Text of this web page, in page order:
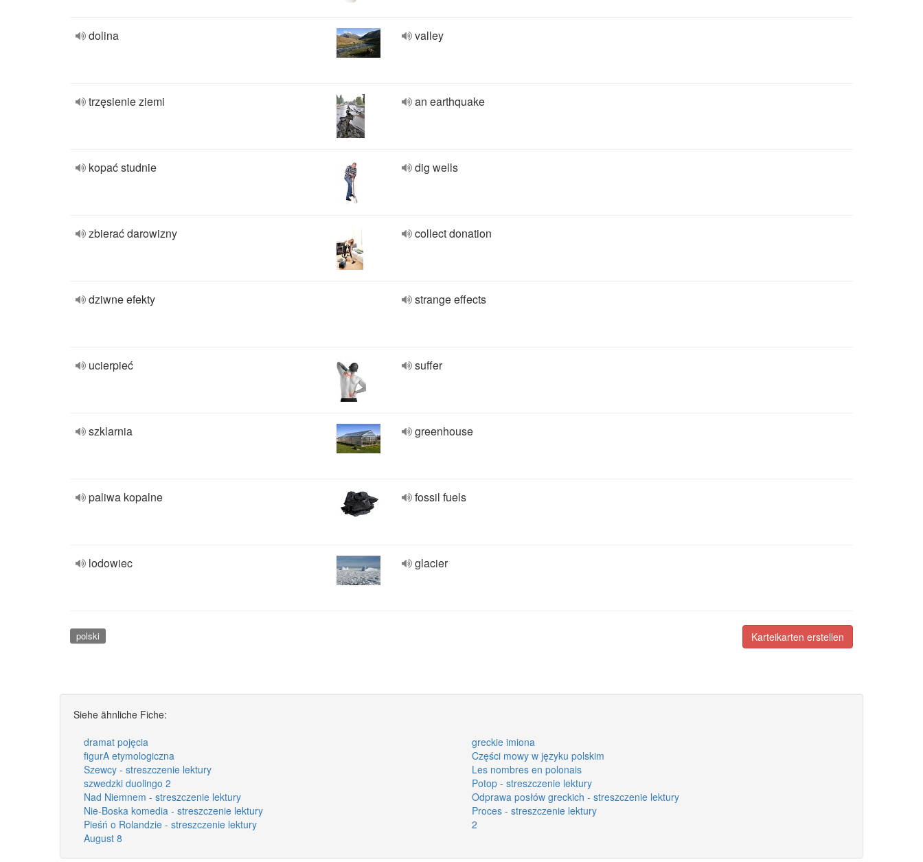
dolina valley
trzęsienie ziemi an earthquake
kopać studnie dig wells
zbierać darowizny collect donation
dziwne efekty strange effects
ucierpieć suffer
szklarnia greenhouse
paliwa kopalne fossil fuels
lodowiec glacier
Karteikarten erstellen
polski
Siehe ähnliche Fiche:
dramat pojęcia
greckie imiona
figurA etymologiczna
Części mowy w języku polskim
Szewcy - streszczenie lektury
Les nombres en polonais
szwedzki duolingo 2
Potop - streszczenie lektury
Nad Niemnem - streszczenie lektury
Odprawa posłów greckich - streszczenie lektury
Nie-Boska komedia - streszczenie lektury
Proces - streszczenie lektury
Pieśń o Rolandzie - streszczenie lektury
2
August 8